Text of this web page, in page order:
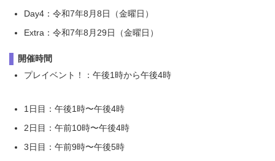
Day4：令和7年8月8日（金曜日）
Extra：令和7年8月29日（金曜日）
開催時間
プレイベント！：午後1時から午後4時
1日目：午後1時〜午後4時
2日目：午前10時〜午後4時
3日目：午前9時〜午後5時